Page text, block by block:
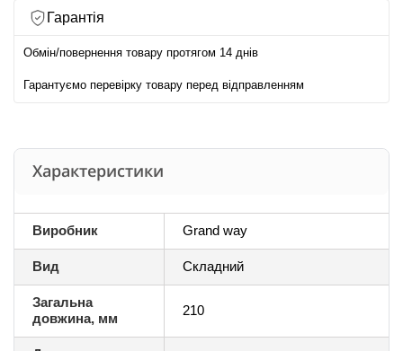
Гарантія
Обмін/повернення товару протягом 14 днів
Гарантуємо перевірку товару перед відправленням
Характеристики
Виробник Grand way
Вид Складний
Загальна
довжина, мм
210